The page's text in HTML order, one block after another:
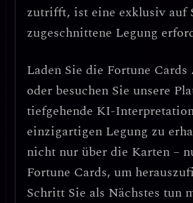
zutrifft, ist eine exklusiv auf
zugeschnittene Legung
Laden Sie die Fortune Cards
oder besuchen Sie unsere
tiefgehende KI-
einzigartigen Legung zu
nicht nur über die Karten –
Fortune Cards, um
Schritt Sie als Nächstes tun